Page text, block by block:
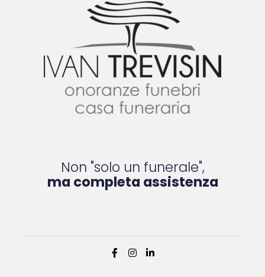
Non "solo un funerale",
ma completa assistenza